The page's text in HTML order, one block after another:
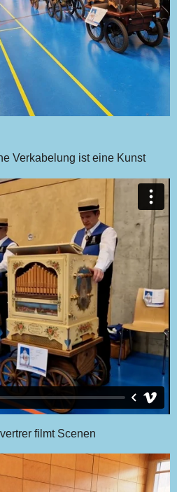
Verkabelung ist eine Kunst
filmt Scenen